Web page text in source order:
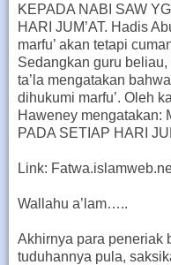
KEPADA NABI SAW
HARI JUM’AT. Hadis
marfu’ akan tetapi
Sedangkan guru
ta’la mengatakan
dihukumi marfu’. Oleh
Haweney mengatakan:
PADA SETIAP HARI
Link:
Wallahu a’lam…..
Akhirnya para peneriak
tuduhannya pula,